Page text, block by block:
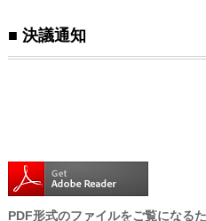
■ 決議通知
PDF形式のファイルをご覧になる